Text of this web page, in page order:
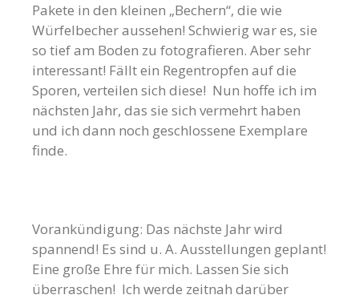
Pakete in den kleinen „Bechern“, die wie
Würfelbecher aussehen! Schwierig war es, sie
so tief am Boden zu fotografieren. Aber sehr
interessant! Fällt ein Regentropfen auf die
Sporen, verteilen sich diese! Nun hoffe ich im
nächsten Jahr, das sie sich vermehrt haben
und ich dann noch geschlossene Exemplare
finde.
Vorankündigung: Das nächste Jahr wird
spannend! Es sind u. A. Ausstellungen geplant!
Eine große Ehre für mich. Lassen Sie sich
überraschen! Ich werde zeitnah darüber